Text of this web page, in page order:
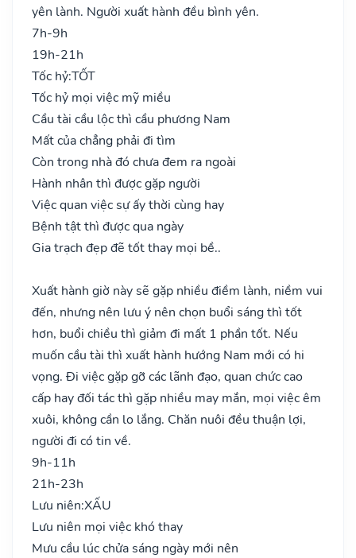
yên lành. Người xuất hành đều bình yên.
7h-9h
19h-21h
Tốc hỷ:TỐT
Tốc hỷ mọi việc mỹ miều
Cầu tài cầu lộc thì cầu phương Nam
Mất của chẳng phải đi tìm
Còn trong nhà đó chưa đem ra ngoài
Hành nhân thì được gặp người
Việc quan việc sự ấy thời cùng hay
Bệnh tật thì được qua ngày
Gia trạch đẹp đẽ tốt thay mọi bề..
Xuất hành giờ này sẽ gặp nhiều điềm lành, niềm vui
đến, nhưng nên lưu ý nên chọn buổi sáng thì tốt
hơn, buổi chiều thì giảm đi mất 1 phần tốt. Nếu
muốn cầu tài thì xuất hành hướng Nam mới có hi
vọng. Đi việc gặp gỡ các lãnh đạo, quan chức cao
cấp hay đối tác thì gặp nhiều may mắn, mọi việc êm
xuôi, không cần lo lắng. Chăn nuôi đều thuận lợi,
người đi có tin về.
9h-11h
21h-23h
Lưu niên:XẤU
Lưu niên mọi việc khó thay
Mưu cầu lúc chửa sáng ngày mới nên